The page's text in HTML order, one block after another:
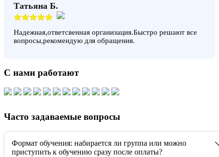
Татьяна Б.
Надежная,ответсвенная организация.Быстро решают все
вопросы,рекомендую для обращения.
С нами работают
Часто задаваемые вопросы
Формат обучения: набирается ли группа или можно
приступить к обучению сразу после оплаты?